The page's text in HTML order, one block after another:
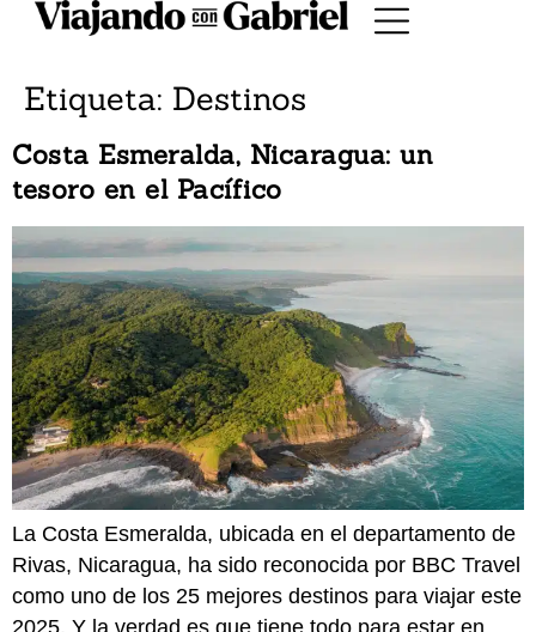
Etiqueta: Destinos
Costa Esmeralda, Nicaragua: un
tesoro en el Pacífico
La Costa Esmeralda, ubicada en el departamento de
Rivas, Nicaragua, ha sido reconocida por BBC Travel
como uno de los 25 mejores destinos para viajar este
2025. Y la verdad es que tiene todo para estar en